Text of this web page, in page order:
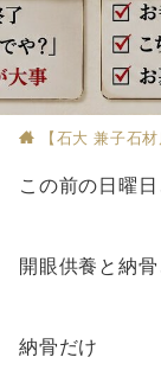
【石大 兼子石
この前の日曜日
開眼供養と納骨
納骨だけ